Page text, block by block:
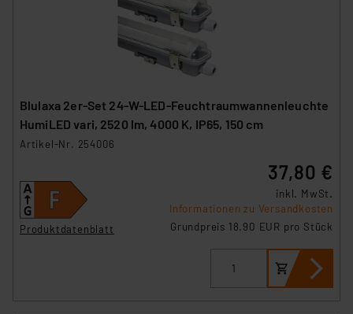
Blulaxa 2er-Set 24-W-LED-Feuchtraumwannenleuchte
HumiLED vari, 2520 lm, 4000 K, IP65, 150 cm
Artikel-Nr. 254006
Produktdatenblatt
37,80 €
inkl. MwSt.
Informationen zu Versandkosten
Grundpreis 18.90 EUR pro Stück